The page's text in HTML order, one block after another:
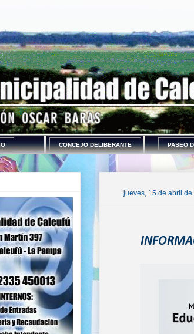
CONCEJO DELIBERANTE PASEO
jueves, 15 de abril de